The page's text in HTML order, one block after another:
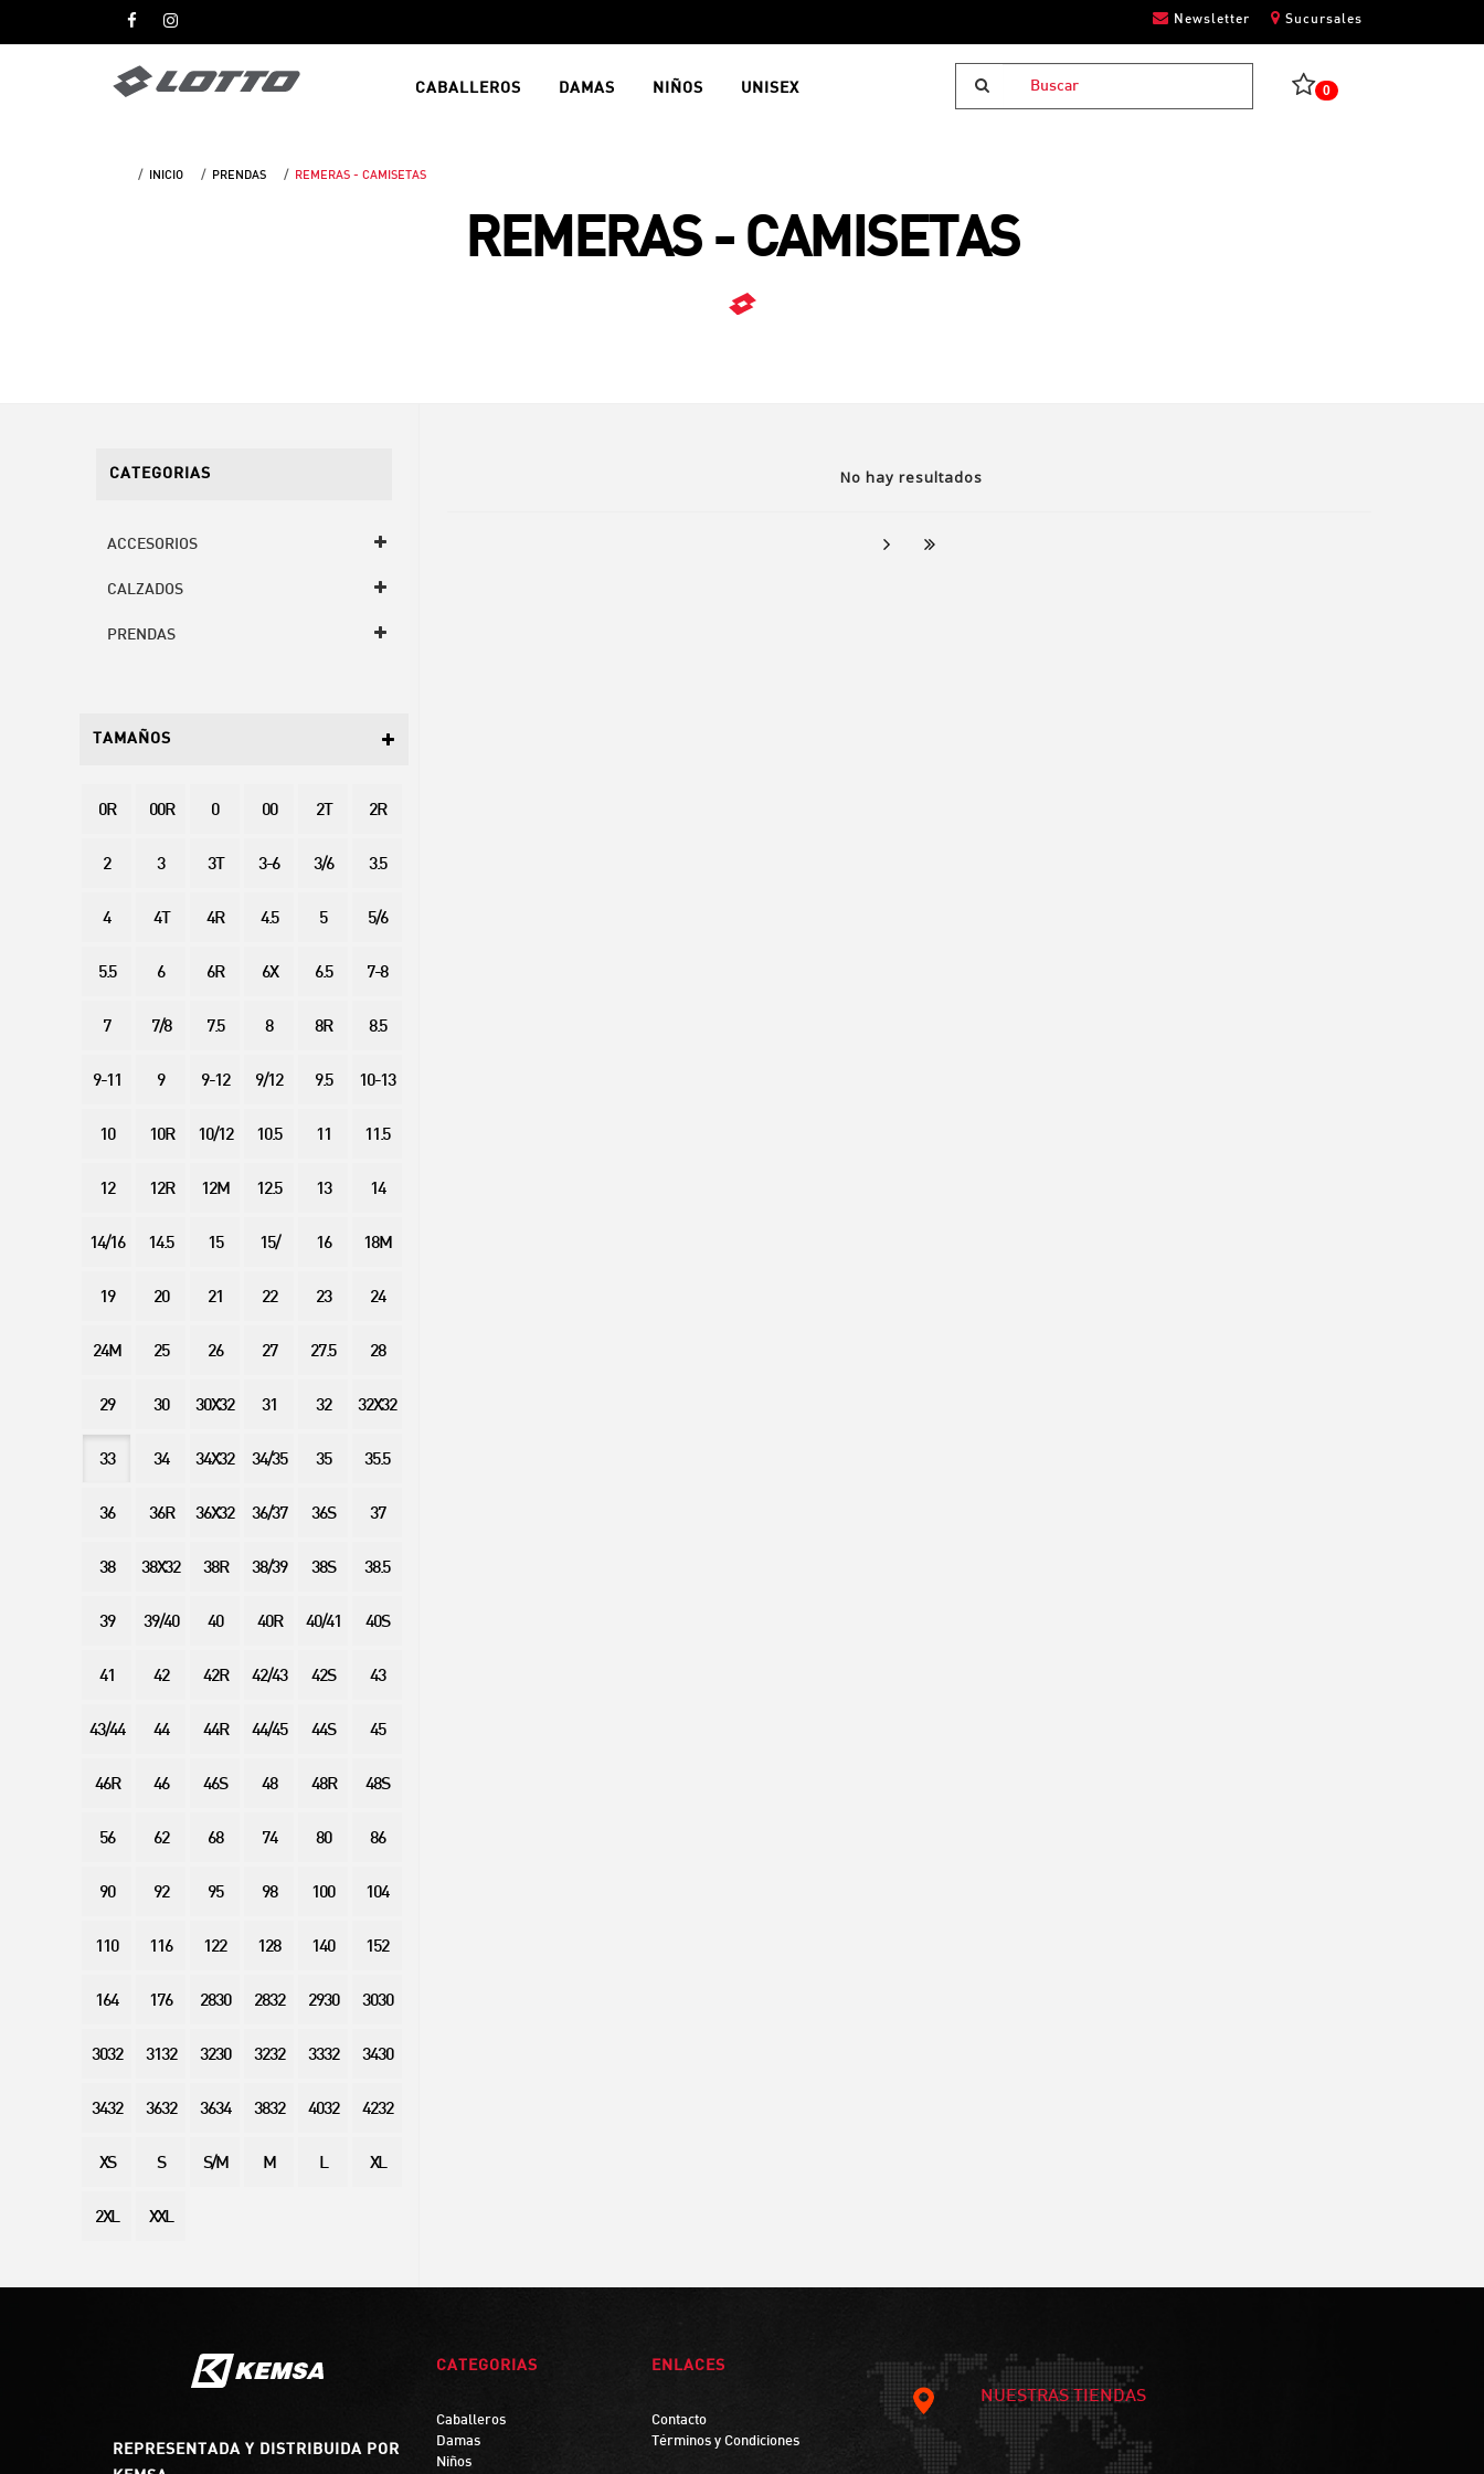
Newsletter Sucursales
0
CABALLEROS DAMAS NIÑOS UNISEX
INICIO PRENDAS REMERAS - CAMISETAS
REMERAS - CAMISETAS
No hay resultados
CATEGORIAS
ACCESORIOS
CALZADOS
PRENDAS
TAMAÑOS
0R 00R 0 00 2T 2R
2 3 3T 3-6 3/6 3.5
4 4T 4R 4.5 5 5/6
5.5 6 6R 6X 6.5 7-8
7 7/8 7.5 8 8R 8.5
9-11 9 9-12 9/12 9.5 10-13
10 10R 10/12 10.5 11 11.5
12 12R 12M 12.5 13 14
14/16 14.5 15 15/ 16 18M
19 20 21 22 23 24
24M 25 26 27 27.5 28
29 30 30X32 31 32 32X32
33 34 34X32 34/35 35 35.5
36 36R 36X32 36/37 36S 37
38 38X32 38R 38/39 38S 38.5
39 39/40 40 40R 40/41 40S
41 42 42R 42/43 42S 43
43/44 44 44R 44/45 44S 45
46R 46 46S 48 48R 48S
56 62 68 74 80 86
90 92 95 98 100 104
110 116 122 128 140 152
164 176 2830 2832 2930 3030
3032 3132 3230 3232 3332 3430
3432 3632 3634 3832 4032 4232
XS S S/M M L XL
2XL XXL
REPRESENTADA Y DISTRIBUIDA POR
CATEGORIAS
Caballeros
Damas
Niños
ENLACES
Contacto
Términos y Condiciones
NUESTRAS TIENDAS